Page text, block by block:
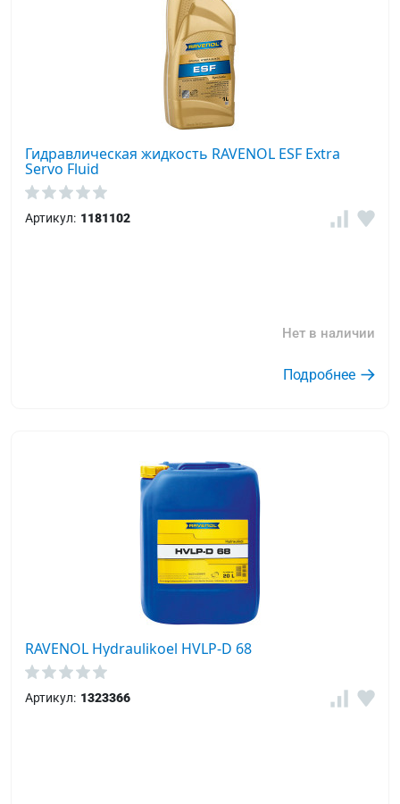
Гидравлическая жидкость RAVENOL ESF Extra
Servo Fluid
Артикул: 1181102
Нет в наличии
Подробнее
RAVENOL Hydraulikoel HVLP-D 68
Артикул: 1323366